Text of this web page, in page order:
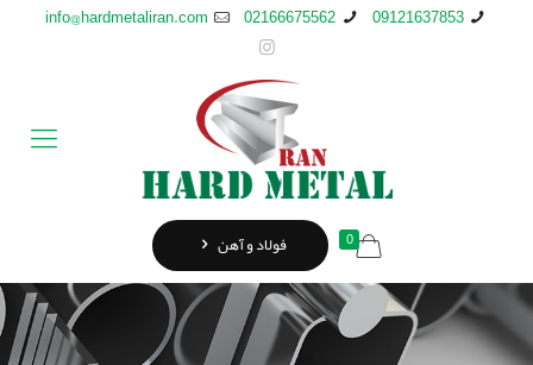
09121637853
02166675562
info@hardmetaliran.com
0 فولاد و آهن